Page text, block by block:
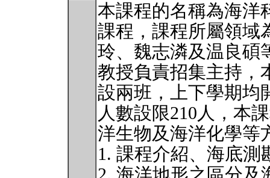
本課程的名稱為海洋
課程，課程所屬領域
玲、魏志潾及温良碩
教授負責招集主持，
設兩班，上下學期均
人數設限210人，本
洋生物及海洋化學等
1. 課程介紹、海底測